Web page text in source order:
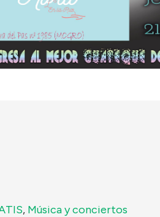
, Música y conciertos